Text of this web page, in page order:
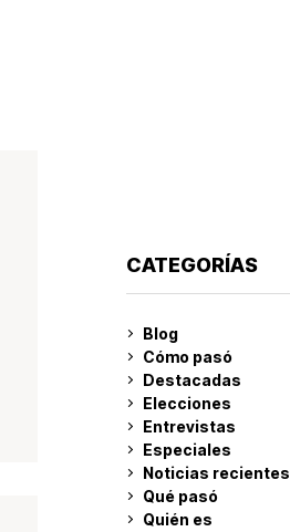
CATEGORÍAS
Blog
Cómo pasó
Destacadas
Elecciones
Entrevistas
Especiales
Noticias recientes
Qué pasó
Quién es